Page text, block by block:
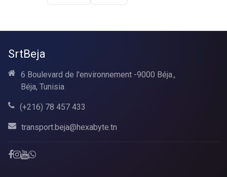
SrtBeja
6 Boulevard de l'environnement -9000 Béja.,
Béja, Tunisia
(+216) 78 457 433
transport.beja@hexabyte.tn